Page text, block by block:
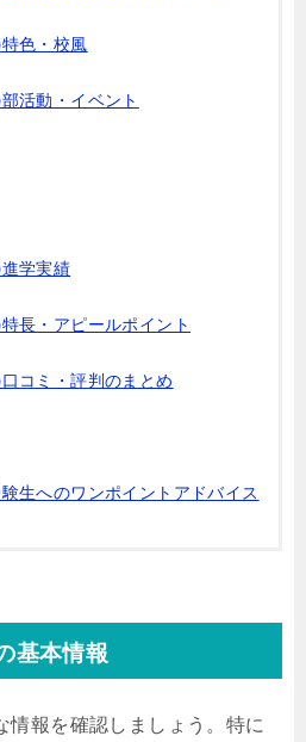
色・校風
活動・イベント
学実績
長・アピールポイント
コミ・評判のまとめ
生へのワンポイントアドバイス
基本情報
情報を確認しましょう。特に